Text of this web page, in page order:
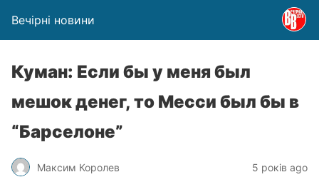
Вечірні новини
Куман: Если бы у меня был
мешок денег, то Месси был бы в
“Барселоне”
Максим Королев 5 років ago